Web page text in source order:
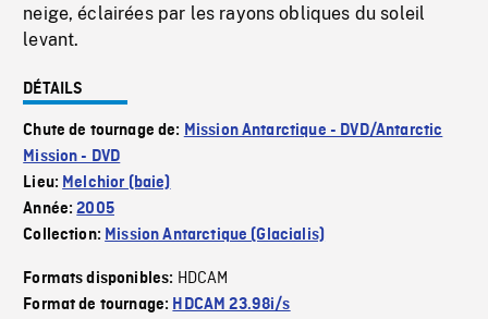
neige, éclairées par les rayons obliques du soleil
levant.
DÉTAILS
Chute de tournage de: Mission Antarctique - DVD/Antarctic
Mission - DVD
Lieu: Melchior (baie)
Année:2005
Collection: Mission Antarctique (Glacialis)
Formats disponibles: HDCAM
Format de tournage: HDCAM 23.98i/s